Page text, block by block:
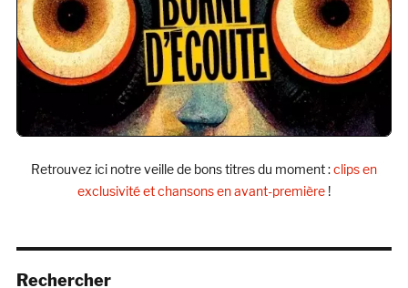
Retrouvez ici notre veille de bons titres du moment :clips en
exclusivité et chansons en avant-première !
Rechercher